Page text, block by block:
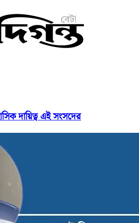
দায়িত্ব এই সংসদের